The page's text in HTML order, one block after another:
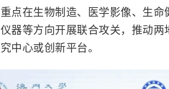
点在生物制造、医学影像、生命
器等方向开展联合攻关，推动
中心或创新平台。